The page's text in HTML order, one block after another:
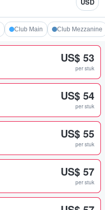
Club Main Club Mezzanine
US$ 53
per stuk
US$ 54
per stuk
US$ 55
per stuk
US$ 57
per stuk